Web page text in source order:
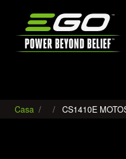
Casa CS1410E